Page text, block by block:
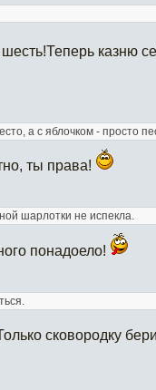
казню
а с яблочком - просто
ты права!
шарлотки не испекла.
понадоело!
сковородку